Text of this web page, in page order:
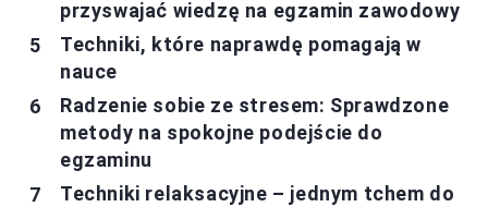
przyswajać wiedzę na egzamin zawodowy
Techniki, które naprawdę pomagają w
nauce
Radzenie sobie ze stresem: Sprawdzone
metody na spokojne podejście do
egzaminu
Techniki relaksacyjne – jednym tchem do